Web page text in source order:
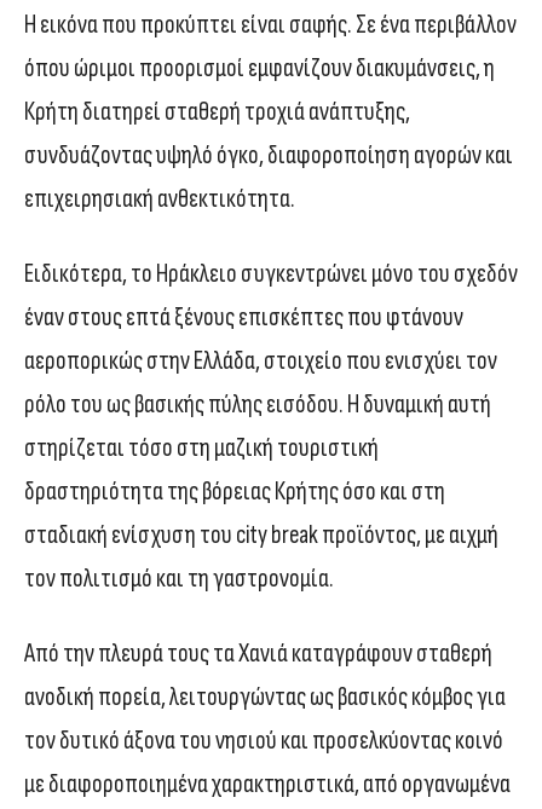
Η εικόνα που προκύπτει είναι σαφής. Σε ένα περιβάλλον
όπου ώριμοι προορισμοί εμφανίζουν διακυμάνσεις, η
Κρήτη διατηρεί σταθερή τροχιά ανάπτυξης,
συνδυάζοντας υψηλό όγκο, διαφοροποίηση αγορών και
επιχειρησιακή ανθεκτικότητα.
Ειδικότερα, το Ηράκλειο συγκεντρώνει μόνο του σχεδόν
έναν στους επτά ξένους επισκέπτες που φτάνουν
αεροπορικώς στην Ελλάδα, στοιχείο που ενισχύει τον
ρόλο του ως βασικής πύλης εισόδου. Η δυναμική αυτή
στηρίζεται τόσο στη μαζική τουριστική
δραστηριότητα της βόρειας Κρήτης όσο και στη
σταδιακή ενίσχυση του city break προϊόντος, με αιχμή
τον πολιτισμό και τη γαστρονομία.
Από την πλευρά τους τα Χανιά καταγράφουν σταθερή
ανοδική πορεία, λειτουργώντας ως βασικός κόμβος για
τον δυτικό άξονα του νησιού και προσελκύοντας κοινό
με διαφοροποιημένα χαρακτηριστικά, από οργανωμένα